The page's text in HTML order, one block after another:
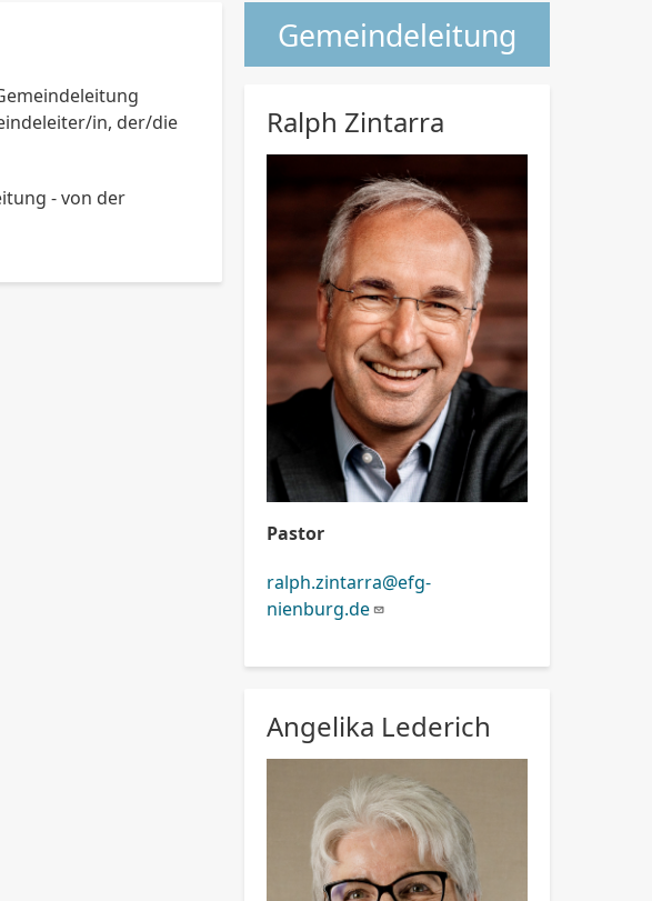
in, der/die
- von der
Gemeindeleitung
Ralph Zintarra
Pastor
ralph.zintarra@efg-
nienburg.de
Angelika Lederich